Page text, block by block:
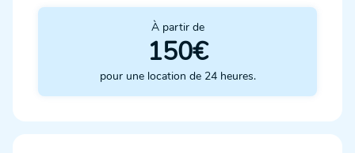
À partir de
150€
pour une location de 24 heures.